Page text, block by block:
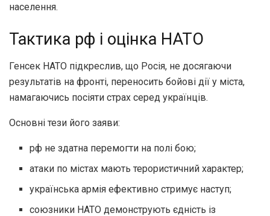
населення.
Тактика рф і оцінка НАТО
Генсек НАТО підкреслив, що Росія, не досягаючи
результатів на фронті, переносить бойові дії у міста,
намагаючись посіяти страх серед українців.
Основні тези його заяви:
рф не здатна перемогти на полі бою;
атаки по містах мають терористичний характер;
українська армія ефективно стримує наступ;
союзники НАТО демонструють єдність із